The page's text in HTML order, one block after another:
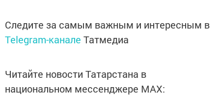
Следите за самым важным и интересным в
Telegram-канале Татмедиа
Читайте новости Татарстана в
национальном мессенджере MАХ: